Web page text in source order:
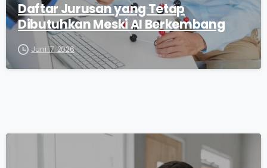
Daftar Jurusan yang Tetap
Dibutuhkan Meski AI Berkembang
Juni 17, 2026